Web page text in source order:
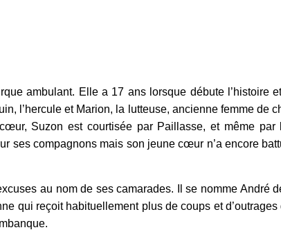
ambulant. Elle a 17 ans lorsque débute l’histoire
l’hercule et Marion, la lutteuse, ancienne femme de
Suzon est courtisée par Paillasse, et même par
ses compagnons mais son jeune cœur n’a encore
au nom de ses camarades. Il se nomme André
qui reçoit habituellement plus de coups et